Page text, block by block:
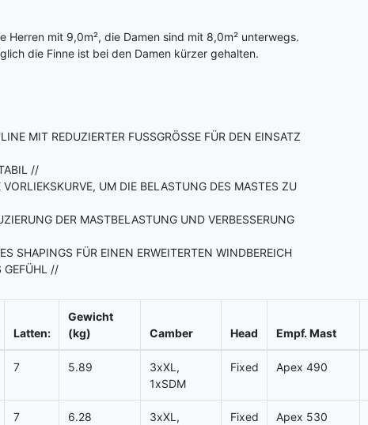
Herren mit 9,0m², die Damen sind mit 8,0m² unterwegs.
die Finne ist bei den Damen kürzer gehalten.
MIT REDUZIERTER FUSSGRÖSSE FÜR DEN EINSATZ
//
VORLIEKSKURVE, UM DIE BELASTUNG DES MASTES ZU
DER MASTBELASTUNG UND VERBESSERUNG
SHAPINGS FÜR EINEN ERWEITERTEN WINDBEREICH
GEFÜHL //
Latten:
Gewicht
(kg)
Camber Head Empf. Mast
7 5.89
3xXL,
1xSDM
Fixed Apex 490
7 6.28
3xXL,
Fixed Apex 530